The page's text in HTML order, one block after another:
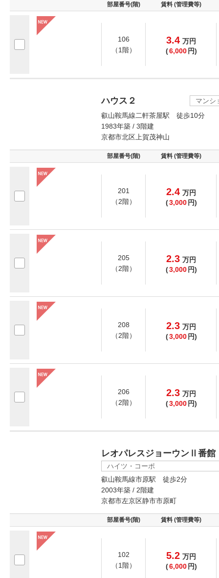
部屋番号(階) 賃料 (管理費等)
106
（1階）
3.4 万円
(6,000 円)
ハウス２
マンシ
叡山鞍馬線二軒茶屋駅 徒歩10分
1983年築 / 3階建
京都市北区上賀茂神山
部屋番号(階) 賃料 (管理費等)
201
（2階）
2.4 万円
(3,000 円)
205
（2階）
2.3 万円
(3,000 円)
208
（2階）
2.3 万円
(3,000 円)
206
（2階）
2.3 万円
(3,000 円)
レオパレスジョーウンⅡ番館
ハイツ・コーポ
叡山鞍馬線市原駅 徒歩2分
2003年築 / 2階建
京都市左京区静市市原町
部屋番号(階) 賃料 (管理費等)
102
（1階）
5.2 万円
(6,000 円)